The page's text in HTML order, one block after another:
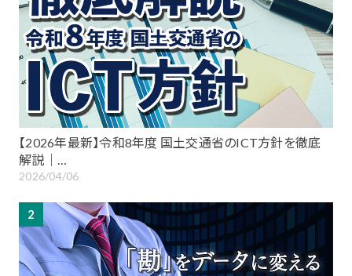
【2026年最新】令和8年度 国土交通省のICT方針を徹底
解説｜…
2026/04/06
2